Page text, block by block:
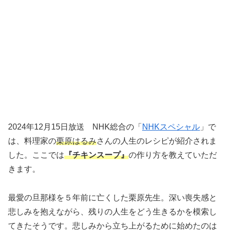
2024年12月15日放送 NHK総合の「 NHKスペシャル 」で
は、料理家の栗原はるみさんの人生のレシピが紹介されま
した。ここでは『チキンスープ』の作り方を教えていただ
きます。
最愛の旦那様を５年前に亡くした栗原先生。深い喪失感と
悲しみを抱えながら、残りの人生をどう生きるかを模索し
てきたそうです。悲しみから立ち上がるために始めたのは